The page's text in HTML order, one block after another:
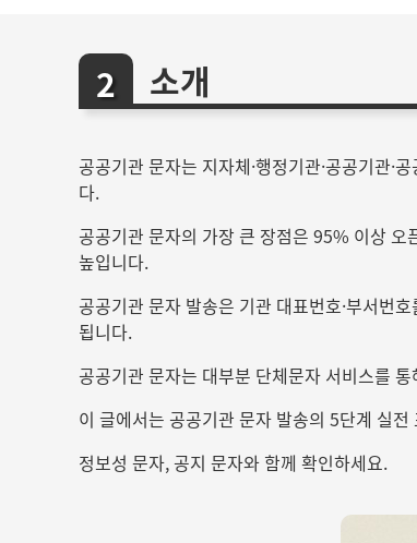
소개
공공기관 문자는 지자체·행정기관·공공기관·
다.
공공기관 문자의 가장 큰 장점은 95% 이상 오
높입니다.
공공기관 문자 발송은 기관 대표번호·부서번
됩니다.
공공기관 문자는 대부분 단체문자 서비스를
이 글에서는 공공기관 문자 발송의 5단계 실전
정보성 문자, 공지 문자와 함께 확인하세요.